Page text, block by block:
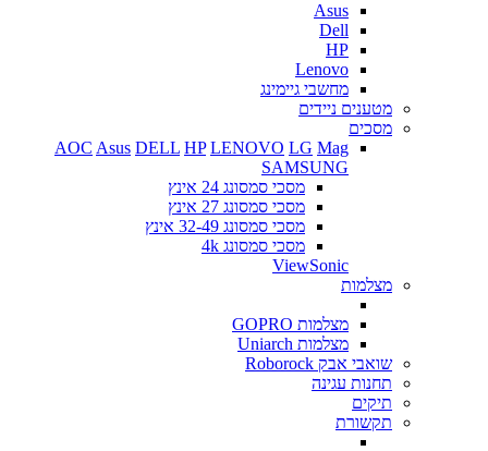
Asus
Dell
HP
Lenovo
מחשבי גיימינג
מטענים ניידים
מסכים
AOC Asus DELL HP LENOVO LG Mag
SAMSUNG
מסכי סמסונג 24 אינץ
מסכי סמסונג 27 אינץ
מסכי סמסונג 32-49 אינץ
מסכי סמסונג 4k
ViewSonic
מצלמות
מצלמות GOPRO
מצלמות Uniarch
שואבי אבק Roborock
תחנות עגינה
תיקים
תקשורת